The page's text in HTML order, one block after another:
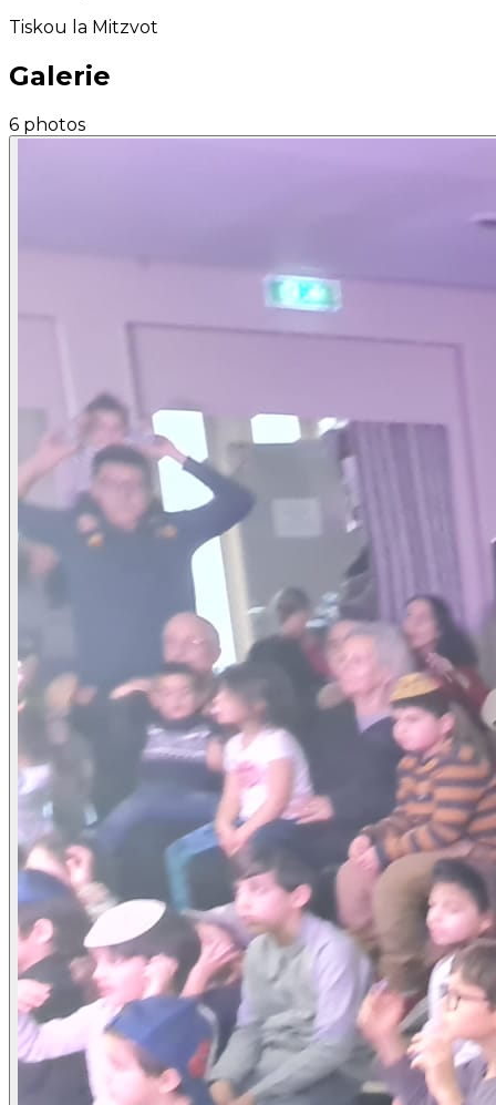
Tiskou la Mitzvot
Galerie
6 photos